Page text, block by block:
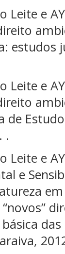
Leite e
estudos
Leite e
de
.
Leite e
e